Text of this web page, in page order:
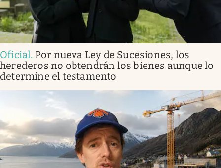
Oficial. Por nueva Ley de Sucesiones, los
herederos no obtendrán los bienes aunque lo
determine el testamento